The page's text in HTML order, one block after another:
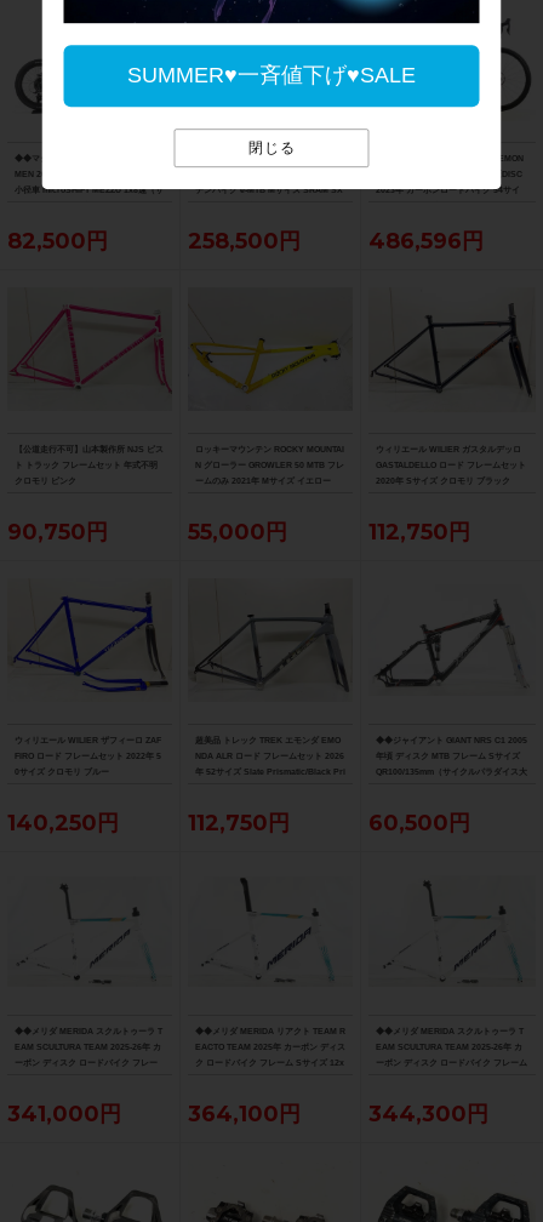
SUMMER♥一斉値下げ♥SALE
閉じる
◆◆マジィ MASI フェネック FENNEC
MEN 2023年モデル クロモリ ミニベロ
小径車 microSHIFT MEZZU 1x8速（サ
82,500円
◆◆トレック TREK レイル RAIL 5 202
テンバイク e-MTB Mサイズ SRAM SX
258,500円
●美品 トレック TREK エモンダ EMON
DA SL 6 PRO 12速 105 Di2 油圧DISC
2023年 カーボンロードバイク 54サイ
486,596円
【公道走行不可】山本製作所 NJS ピス
ト トラック フレームセット 年式不明
クロモリ ピンク
90,750円
ロッキーマウンテン ROCKY MOUNTAI
N グローラー GROWLER 50 MTB フレ
ームのみ 2021年 Mサイズ イエロー
55,000円
ウィリエール WILIER ガスタルデッロ
GASTALDELLO ロード フレームセット
2020年 Sサイズ クロモリ ブラック
112,750円
ウィリエール WILIER ザフィーロ ZAF
FIRO ロード フレームセット 2022年 5
0サイズ クロモリ ブルー
140,250円
超美品 トレック TREK エモンダ EMO
NDA ALR ロード フレームセット 2026
年 52サイズ Slate Prismatic/Black Pri
112,750円
◆◆ジャイアント GIANT NRS C1 2005
年頃 ディスク MTB フレーム Sサイズ
QR100/135mm（サイクルパラダイス大
60,500円
◆◆メリダ MERIDA スクルトゥーラ T
EAM SCULTURA TEAM 2025-26年 カ
ーボン ディスク ロードバイク フレー
341,000円
◆◆メリダ MERIDA リアクト TEAM R
EACTO TEAM 2025年 カーボン ディス
ク ロードバイク フレーム Sサイズ 12x
364,100円
◆◆メリダ MERIDA スクルトゥーラ T
EAM SCULTURA TEAM 2025-26年 カ
ーボン ディスク ロードバイク フレーム
344,300円